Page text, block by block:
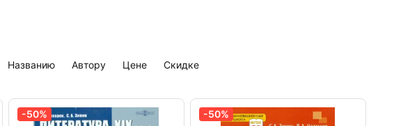
по 2002 возглавлял Русский культурный центр Узбекистана,
в Узбекистане. Он лично принимал участие в создании русских
газетные публикации. Значительная часть его есенинской коллекции
Автор подробного исследования о пребывании Сергея Есенина
названию автору цене скидке
-50% -50%